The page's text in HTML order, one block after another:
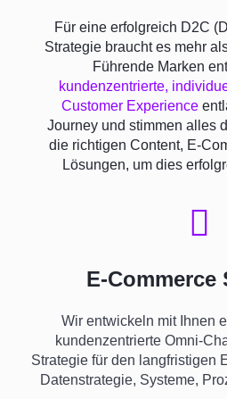
Für eine erfolgreich D2C
Strategie braucht es mehr
Führende Marken
kundenzentrierte,
Customer Experience
Journey und stimmen alles
die richtigen Content, E-
Lösungen, um dies
E-Commerce
Wir entwickeln mit Ihnen
kundenzentrierte Omni-
Strategie für den langfristigen
Datenstrategie, Systeme,